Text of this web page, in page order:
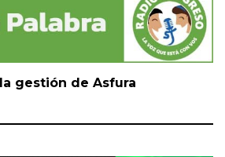
gestión de Asfura